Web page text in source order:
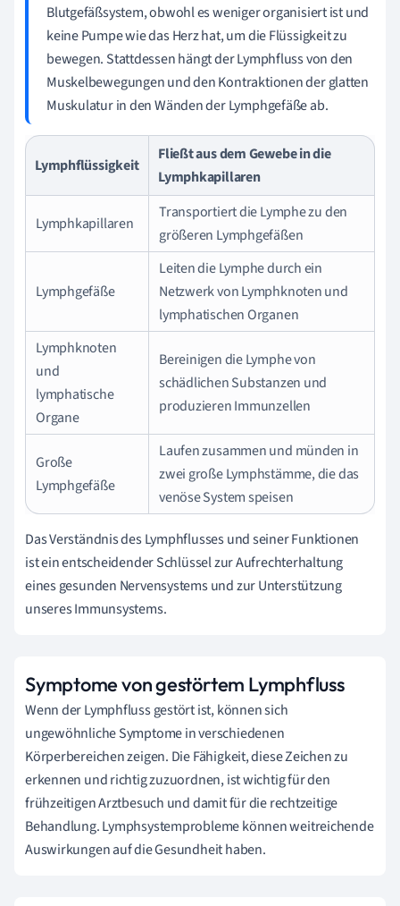
Blutgefäßsystem, obwohl es weniger organisiert ist und
keine Pumpe wie das Herz hat, um die Flüssigkeit zu
bewegen. Stattdessen hängt der Lymphfluss von den
Muskelbewegungen und den Kontraktionen der glatten
Muskulatur in den Wänden der Lymphgefäße ab.
Lymphflüssigkeit
Fließt aus dem Gewebe in die
Lymphkapillaren
Lymphkapillaren
Transportiert die Lymphe zu den
größeren Lymphgefäßen
Lymphgefäße
Leiten die Lymphe durch ein
Netzwerk von Lymphknoten und
lymphatischen Organen
Lymphknoten
und
lymphatische
Organe
Bereinigen die Lymphe von
schädlichen Substanzen und
produzieren Immunzellen
Große
Lymphgefäße
Laufen zusammen und münden in
zwei große Lymphstämme, die das
venöse System speisen
Das Verständnis des Lymphflusses und seiner Funktionen
ist ein entscheidender Schlüssel zur Aufrechterhaltung
eines gesunden Nervensystems und zur Unterstützung
unseres Immunsystems.
Symptome von gestörtem Lymphfluss
Wenn der Lymphfluss gestört ist, können sich
ungewöhnliche Symptome in verschiedenen
Körperbereichen zeigen. Die Fähigkeit, diese Zeichen zu
erkennen und richtig zuzuordnen, ist wichtig für den
frühzeitigen Arztbesuch und damit für die rechtzeitige
Behandlung. Lymphsystemprobleme können weitreichende
Auswirkungen auf die Gesundheit haben.